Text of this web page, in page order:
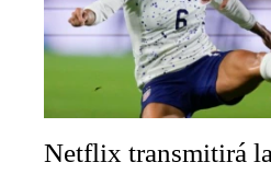
Netflix transmitirá